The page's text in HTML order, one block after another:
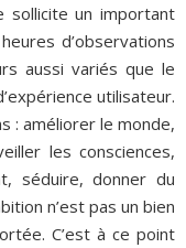
sollicite un important
d’observations
aussi variés que le
utilisateur.
: améliorer le monde,
les consciences,
séduire, donner du
n’est pas un bien
C’est à ce point